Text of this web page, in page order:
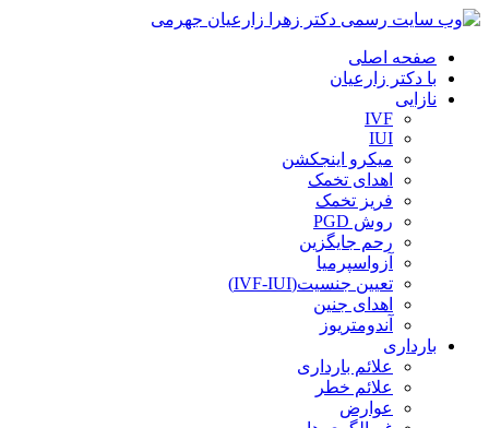
صفحه اصلی
با دکتر زارعیان
نازایی
IVF
IUI
میکرو اینجکشن
اهدای تخمک
فریز تخمک
روش PGD
رحم جایگزین
آزواسپرمیا
تعیین جنسیت(IVF-IUI)
اهدای جنین
آندومتریوز
بارداری
علائم بارداری
علائم خطر
عوارض